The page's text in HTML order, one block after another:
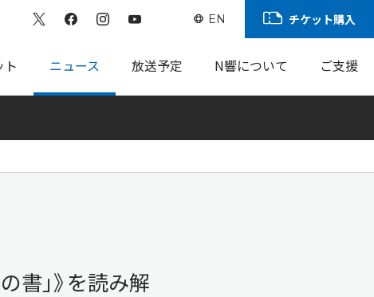
EN チケット購入
ト ニュース 放送予定 N響について ご支援
書」》を読み解